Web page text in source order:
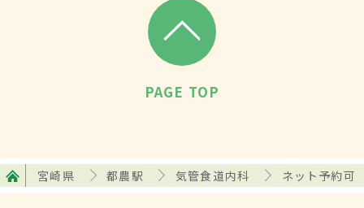
PAGE TOP
宮崎県 都農駅 気管食道内科 ネット予約可